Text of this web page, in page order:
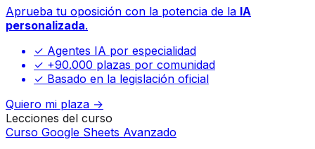
Aprueba tu oposición con la potencia de la IA
personalizada.
✓ Agentes IA por especialidad
✓ +90.000 plazas por comunidad
✓ Basado en la legislación oficial
Quiero mi plaza →
Lecciones del curso
Curso Google Sheets Avanzado